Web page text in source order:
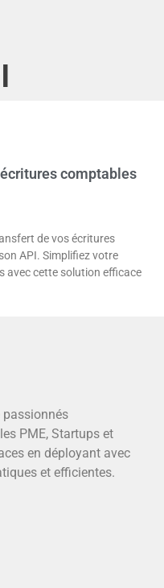
comptables
de vos écritures
API. Simplifiez votre
avec cette solution efficace
passionnés
PME, Startups et
en déployant avec
et efficientes.